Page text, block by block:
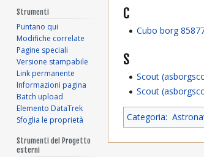
C
Cubo borg
S
Scout
Scout
Categoria:
Strumenti
Puntano qui
Modifiche correlate
Pagine speciali
Versione stampabile
Link permanente
Informazioni pagina
Batch upload
Elemento DataTrek
Sfoglia le proprietà
Strumenti del Progetto
esterni